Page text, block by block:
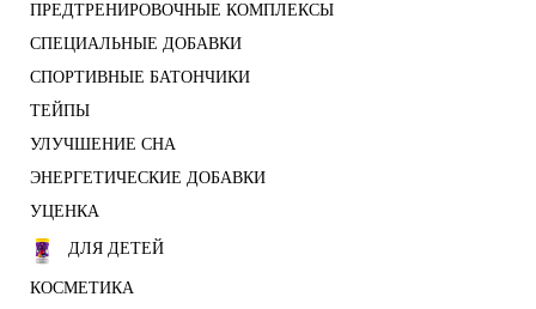
ПРЕДТРЕНИРОВОЧНЫЕ КОМПЛЕКСЫ
СПЕЦИАЛЬНЫЕ ДОБАВКИ
СПОРТИВНЫЕ БАТОНЧИКИ
ТЕЙПЫ
УЛУЧШЕНИЕ СНА
ЭНЕРГЕТИЧЕСКИЕ ДОБАВКИ
УЦЕНКА
ДЛЯ ДЕТЕЙ
КОСМЕТИКА